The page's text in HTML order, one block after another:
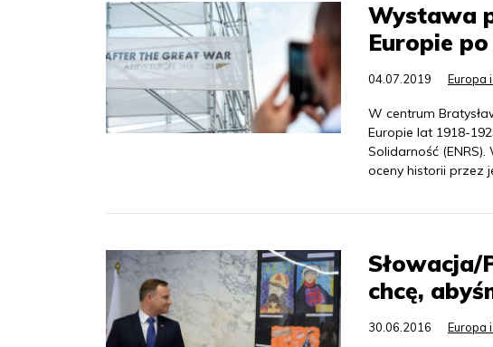
Wystawa
Europie
04.07.2019 Europa
W centrum
Europie lat 1918-
Solidarność
oceny historii przez
Słowacja/
chcę,
30.06.2016 Europa